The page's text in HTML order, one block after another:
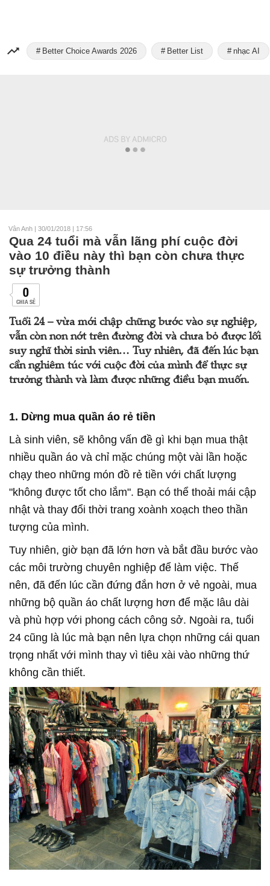
Better Choice Awards 2026 Better List nhạc AI
Vân Anh | 30/01/2018 | 17:56
Qua 24 tuổi mà vẫn lãng phí cuộc đời
vào 10 điều này thì bạn còn chưa thực
sự trưởng thành
0
CHIA SẺ
Tuổi 24 – vừa mới chập chững bước vào sự nghiệp,
vẫn còn non nớt trên đường đời và chưa bỏ được lối
suy nghĩ thời sinh viên… Tuy nhiên, đã đến lúc bạn
cần nghiêm túc với cuộc đời của mình để thực sự
trưởng thành và làm được những điều bạn muốn.
1. Dừng mua quần áo rẻ tiền
Là sinh viên, sẽ không vấn đề gì khi bạn mua thật
nhiều quần áo và chỉ mặc chúng một vài lần hoặc
chạy theo những món đồ rẻ tiền với chất lượng
"không được tốt cho lắm". Bạn có thể thoải mái cập
nhật và thay đổi thời trang xoành xoạch theo thần
tượng của mình.
Tuy nhiên, giờ bạn đã lớn hơn và bắt đầu bước vào
các môi trường chuyên nghiệp để làm việc. Thế
nên, đã đến lúc cần đứng đắn hơn ở vẻ ngoài, mua
những bộ quần áo chất lượng hơn để mặc lâu dài
và phù hợp với phong cách công sở. Ngoài ra, tuổi
24 cũng là lúc mà bạn nên lựa chọn những cái quan
trọng nhất với mình thay vì tiêu xài vào những thứ
không cần thiết.